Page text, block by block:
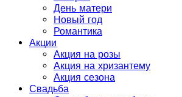
День матери
Новый год
Романтика
Акции
Акция на розы
Акция на хризантему
Акция сезона
Свадьба